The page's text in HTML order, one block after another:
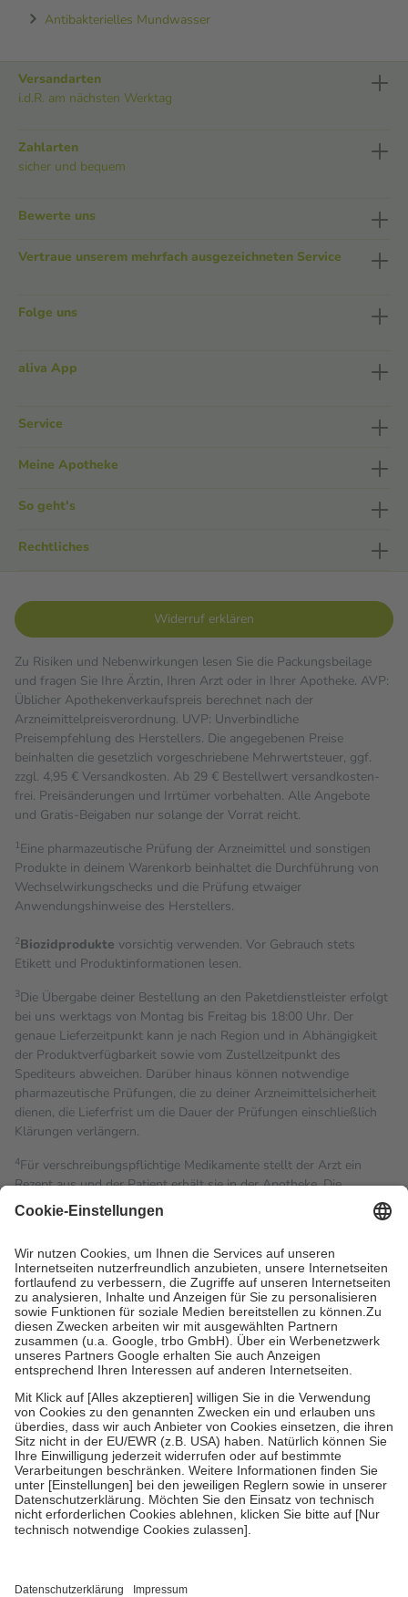
Antibakterielles Mundwasser
Versandarten
i.d.R. am nächsten Werktag
Zahlarten
sicher und bequem
Bewerte uns
Vertraue unserem mehrfach ausgezeichneten Service
Folge uns
aliva App
Service
Meine Apotheke
So geht's
Rechtliches
Widerruf erklären
Zu Risiken und Nebenwirkungen lesen Sie die Packungsbeilage
und fragen Sie Ihre Ärztin, Ihren Arzt oder in Ihrer Apotheke. AVP:
Üblicher Apothekenverkaufspreis berechnet nach der
Arzneimittelpreisverordnung. UVP: Unverbindliche
Preisempfehlung des Herstellers. Die angegebenen Preise
beinhalten die gesetzlich vorgeschriebene Mehrwertsteuer, ggf.
zzgl. 4,95 € Versandkosten. Ab 29 € Bestell­wert versand­kosten­
frei. Preisänderungen und Irrtümer vorbehalten. Alle Angebote
und Gratis-Beigaben nur solange der Vorrat reicht.
1Eine pharmazeutische Prüfung der Arzneimittel und sonstigen
Produkte in deinem Warenkorb beinhaltet die Durchführung von
Wechselwirkungschecks und die Prüfung etwaiger
Anwendungshinweise des Herstellers.
2Biozidprodukte vorsichtig verwenden. Vor Gebrauch stets
Etikett und Produktinformationen lesen.
3Die Übergabe deiner Bestellung an den Paketdienstleister erfolgt
bei uns werktags von Montag bis Freitag bis 18:00 Uhr. Der
genaue Lieferzeitpunkt kann je nach Region und in Abhängigkeit
der Produktverfügbarkeit sowie vom Zustellzeitpunkt des
Spediteurs abweichen. Darüber hinaus können notwendige
pharmazeutische Prüfungen, die zu deiner Arzneimittelsicherheit
dienen, die Lieferfrist um die Dauer der Prüfungen einschließlich
Klärungen verlängern.
4Für verschreibungspflichtige Medikamente stellt der Arzt ein
Rezept aus und der Patient erhält sie in der Apotheke. Die
gesetzliche Krankenversicherung übernimmt in der Regel die
Kosten dafür, der Versicherte trägt einen Teil davon als Zuzahlung
Grundsätzlich leisten Mitglieder Zuzahlungen in Höhe von zehn
Prozent des Abgabepreises,mindestensjedochfünf Euround
höchstens zehn Euro.Es sind jedoch nie mehr als die
tatsächlichen Kosten der Leistung zu entrichten.
Diese Regeln gelten grundsätzlich auch für Online-Apotheken.
Bei Heilmitteln und häuslicher Krankenpflege beträgt die
Zuzahlung zehn Prozent der Kosten sowie zehn Euro je
Verordnung.
Um das Engagement der Versicherten für ihre eigene Gesundheit
zu stärken und die besondere Stellung der Familie zu unterstützen,
fallenkeine Zuzahlungenan bei:
• Kindern und Jugendlichen bis zum vollendeten 18. Lebensjahr
mit Ausnahme der Fahrkosten
• Untersuchungen zur Vorsorge und Früherkennung, die von der
GKV getragen werden